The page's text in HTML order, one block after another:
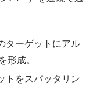
ターゲットにアル
形成。
トをスパッタリン